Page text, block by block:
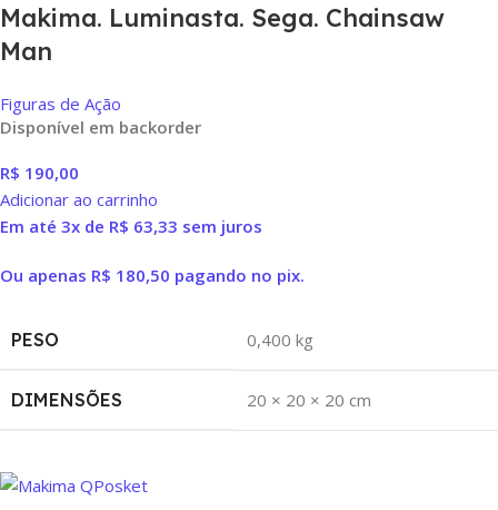
Makima. Luminasta. Sega. Chainsaw
Man
Figuras de Ação
Disponível em backorder
R$ 190,00
Adicionar ao carrinho
Em até 3x de R$ 63,33 sem juros
Ou apenas R$ 180,50 pagando no pix.
PESO 0,400 kg
DIMENSÕES 20 × 20 × 20 cm